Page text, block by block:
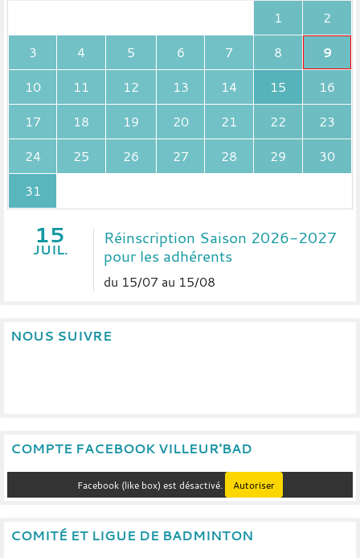
1
2
3
4 5 6 7 8
9
10
11 12 13 14 15
16
17
18 19 20 21 22
23
24
25 26 27 28 29
30
31
15
JUIL.
Réinscription Saison 2026-2027
pour les adhérents
du 15/07 au 15/08
NOUS SUIVRE
COMPTE FACEBOOK VILLEUR'BAD
Facebook (like box) est désactivé. Autoriser
COMITÉ ET LIGUE DE BADMINTON